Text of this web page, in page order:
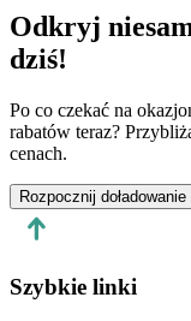
Odkryj
dziś!
Po co czekać na
rabatów teraz?
cenach.
Rozpocznij doładowanie
Szybkie linki